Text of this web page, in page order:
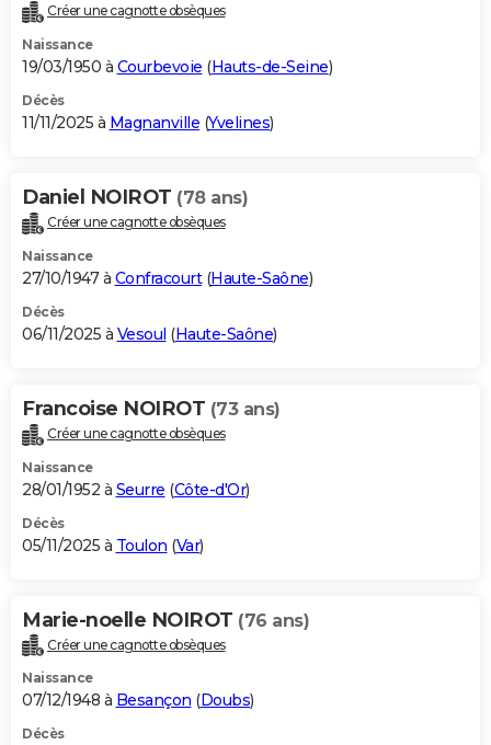
Créer une cagnotte obsèques
Naissance
19/03/1950 à Courbevoie (Hauts-de-Seine)
Décès
11/11/2025 à Magnanville (Yvelines)
Daniel NOIROT (78 ans)
Créer une cagnotte obsèques
Naissance
27/10/1947 à Confracourt(Haute-Saône)
Décès
06/11/2025 à Vesoul (Haute-Saône)
Francoise NOIROT (73 ans)
Créer une cagnotte obsèques
Naissance
28/01/1952 à Seurre (Côte-d'Or)
Décès
05/11/2025 à Toulon (Var)
Marie-noelle NOIROT (76 ans)
Créer une cagnotte obsèques
Naissance
07/12/1948 à Besançon (Doubs)
Décès